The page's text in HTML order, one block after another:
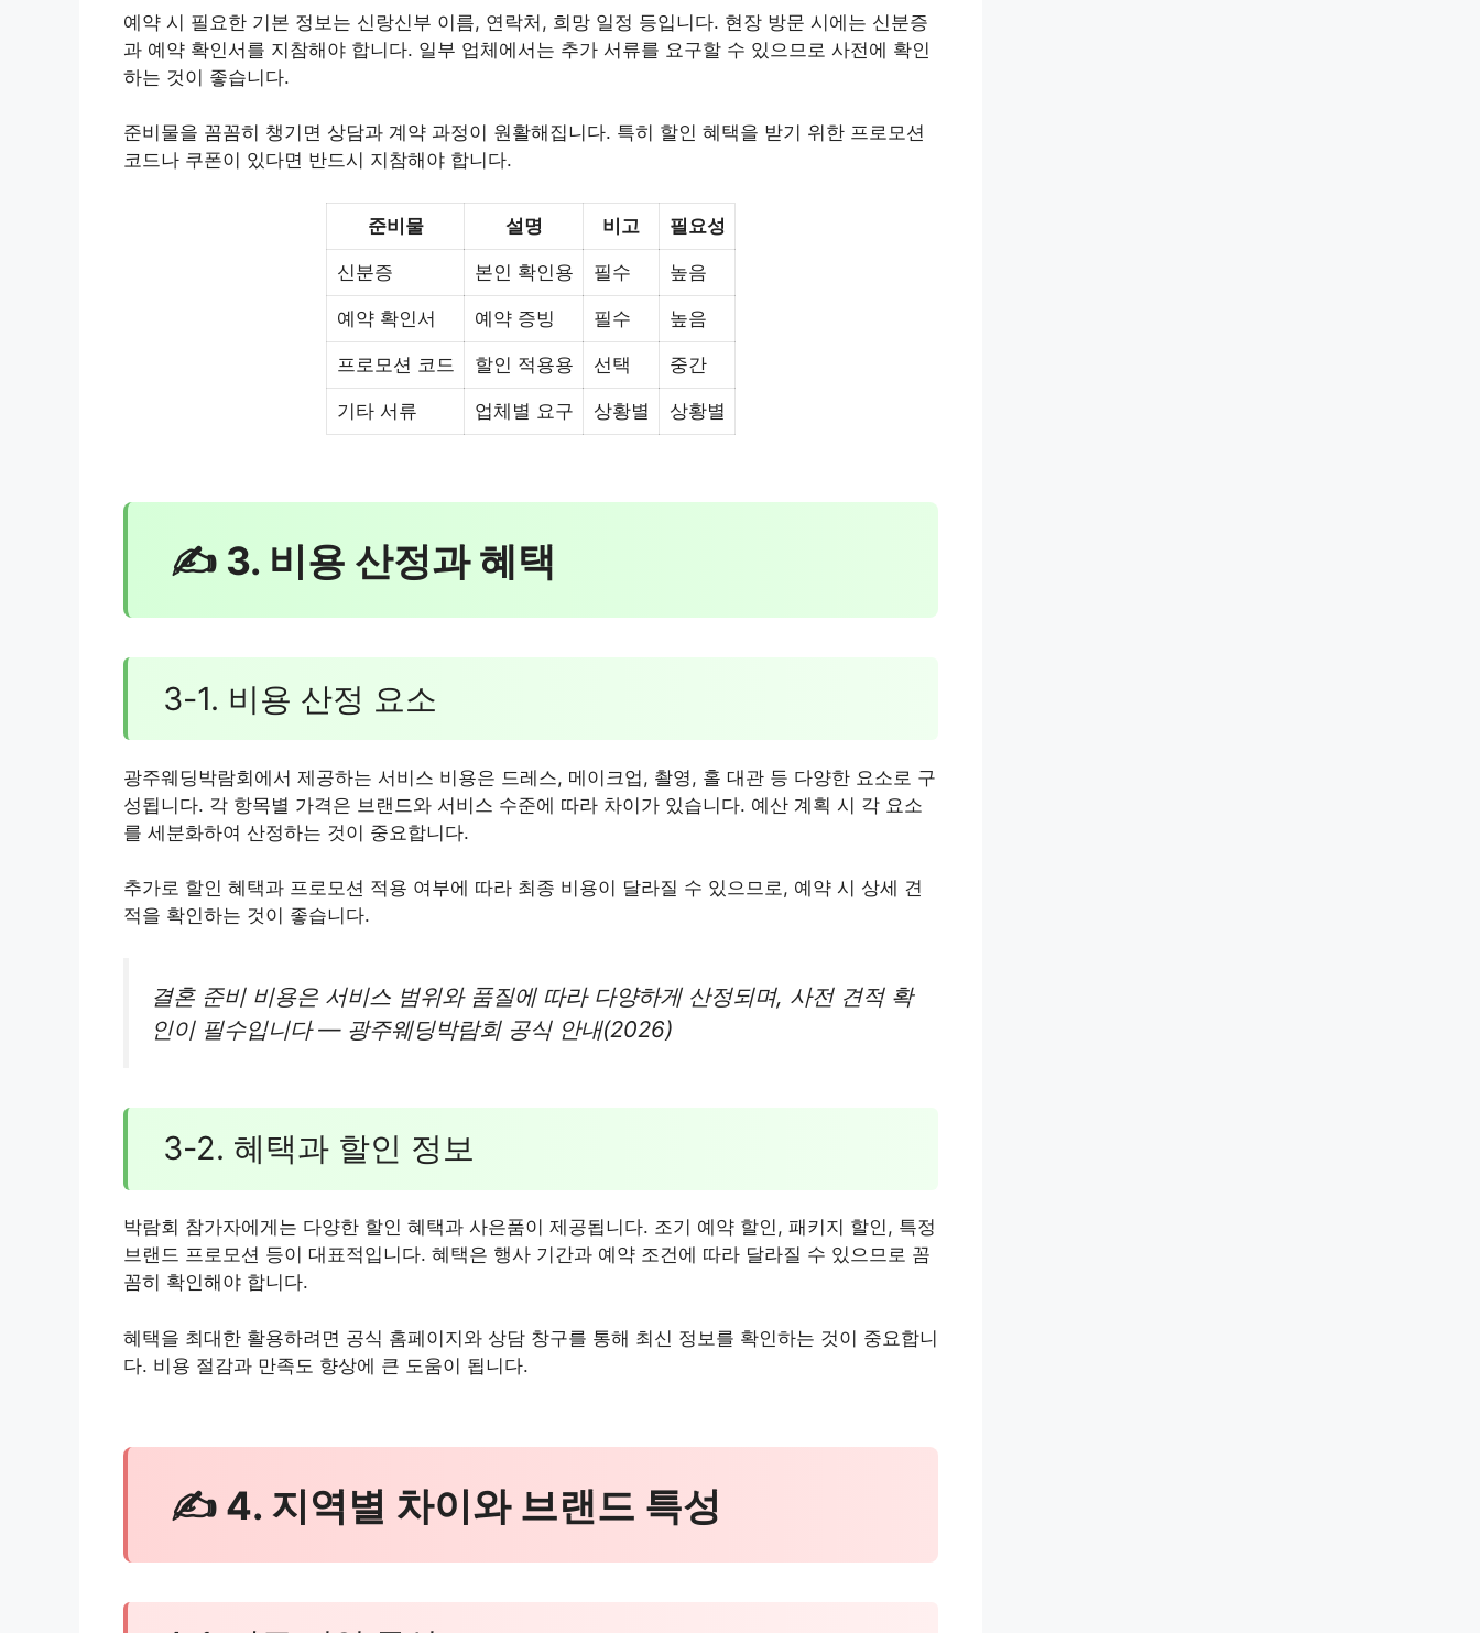
예약 시 필요한 기본 정보는 신랑신부 이름, 연락처, 희망 일정 등입니다. 현장 방문 시에는 신분증
과 예약 확인서를 지참해야 합니다. 일부 업체에서는 추가 서류를 요구할 수 있으므로 사전에 확인
하는 것이 좋습니다.
준비물을 꼼꼼히 챙기면 상담과 계약 과정이 원활해집니다. 특히 할인 혜택을 받기 위한 프로모션
코드나 쿠폰이 있다면 반드시 지참해야 합니다.
준비물 설명 비고 필요성
신분증 본인 확인용 필수 높음
예약 확인서 예약 증빙 필수 높음
프로모션 코드 할인 적용용 선택 중간
기타 서류 업체별 요구 상황별 상황별
✍ 3. 비용 산정과 혜택
3-1. 비용 산정 요소
광주웨딩박람회에서 제공하는 서비스 비용은 드레스, 메이크업, 촬영, 홀 대관 등 다양한 요소로 구
성됩니다. 각 항목별 가격은 브랜드와 서비스 수준에 따라 차이가 있습니다. 예산 계획 시 각 요소
를 세분화하여 산정하는 것이 중요합니다.
추가로 할인 혜택과 프로모션 적용 여부에 따라 최종 비용이 달라질 수 있으므로, 예약 시 상세 견
적을 확인하는 것이 좋습니다.
결혼 준비 비용은 서비스 범위와 품질에 따라 다양하게 산정되며, 사전 견적 확
인이 필수입니다 — 광주웨딩박람회 공식 안내(2026)
3-2. 혜택과 할인 정보
박람회 참가자에게는 다양한 할인 혜택과 사은품이 제공됩니다. 조기 예약 할인, 패키지 할인, 특정
브랜드 프로모션 등이 대표적입니다. 혜택은 행사 기간과 예약 조건에 따라 달라질 수 있으므로 꼼
꼼히 확인해야 합니다.
혜택을 최대한 활용하려면 공식 홈페이지와 상담 창구를 통해 최신 정보를 확인하는 것이 중요합니
다. 비용 절감과 만족도 향상에 큰 도움이 됩니다.
✍ 4. 지역별 차이와 브랜드 특성